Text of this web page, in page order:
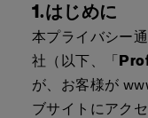
1.はじめに
本プライバシー
社（以下、「
が、お客様が
ブサイトにアク